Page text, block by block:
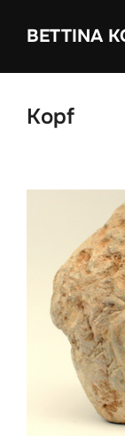
InhaltBETTINA
Kopf